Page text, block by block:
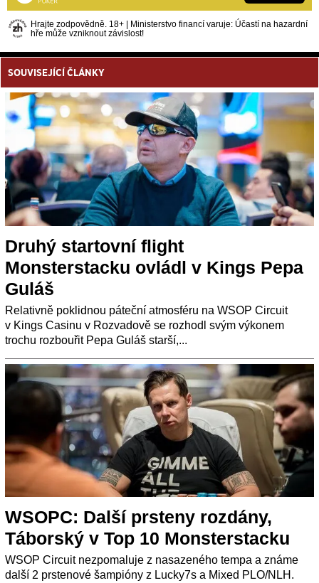
Hrajte zodpovědně. 18+ | Ministerstvo financí varuje: Účastí na hazardní
hře může vzniknout závislost!
SOUVISEJÍCÍ ČLÁNKY
Druhý startovní flight
Monsterstacku ovládl v Kings Pepa
Guláš
Relativně poklidnou páteční atmosféru na WSOP Circuit
v Kings Casinu v Rozvadově se rozhodl svým výkonem
trochu rozbouřit Pepa Guláš starší,...
WSOPC: Další prsteny rozdány,
Táborský v Top 10 Monsterstacku
WSOP Circuit nezpomaluje z nasazeného tempa a známe
další 2 prstenové šampióny z Lucky7s a Mixed PLO/NLH.